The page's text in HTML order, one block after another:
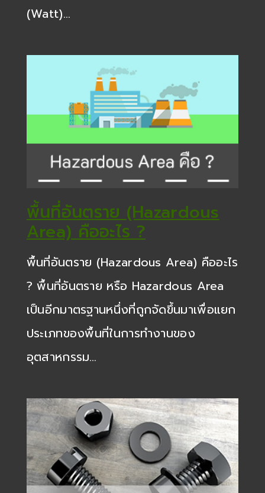
(Watt)…
พื้นที่อันตราย (Hazardous
Area) คืออะไร ?
พื้นที่อันตราย (Hazardous Area) คืออะไร
? พื้นที่อันตราย หรือ Hazardous Area
เป็นอีกมาตรฐานหนึ่งที่ถูกจัดขึ้นมาเพื่อแยก
ประเภทของพื้นที่ในการทำงานของ
อุตสาหกรรม…